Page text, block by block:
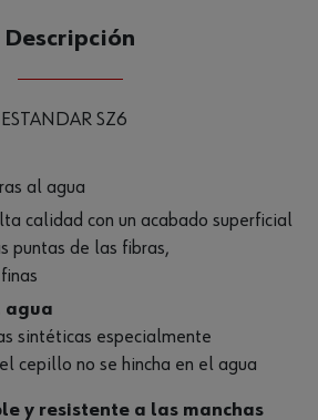
Descripción
SZ6
al agua
calidad con un acabado superficial
puntas de las fibras,
agua
sintéticas especialmente
cepillo no se hincha en el agua
y resistente a las manchas